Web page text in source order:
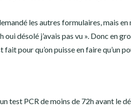
les autres formulaires, mais
oui désolé j’avais pas vu ». Donc en
pour qu’on puisse en faire qu’un
test PCR de moins de 72h avant le